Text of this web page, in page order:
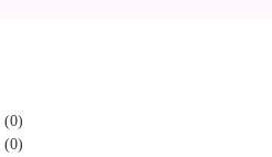
(0)
(0)